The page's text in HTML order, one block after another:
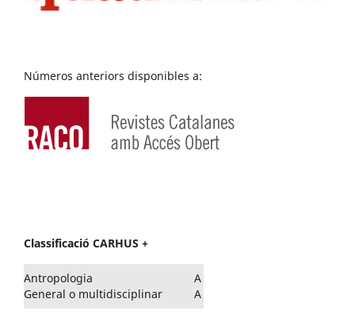
Números anteriors disponibles a:
Classificació CARHUS +
Antropologia
General o multidisciplinar
A
A